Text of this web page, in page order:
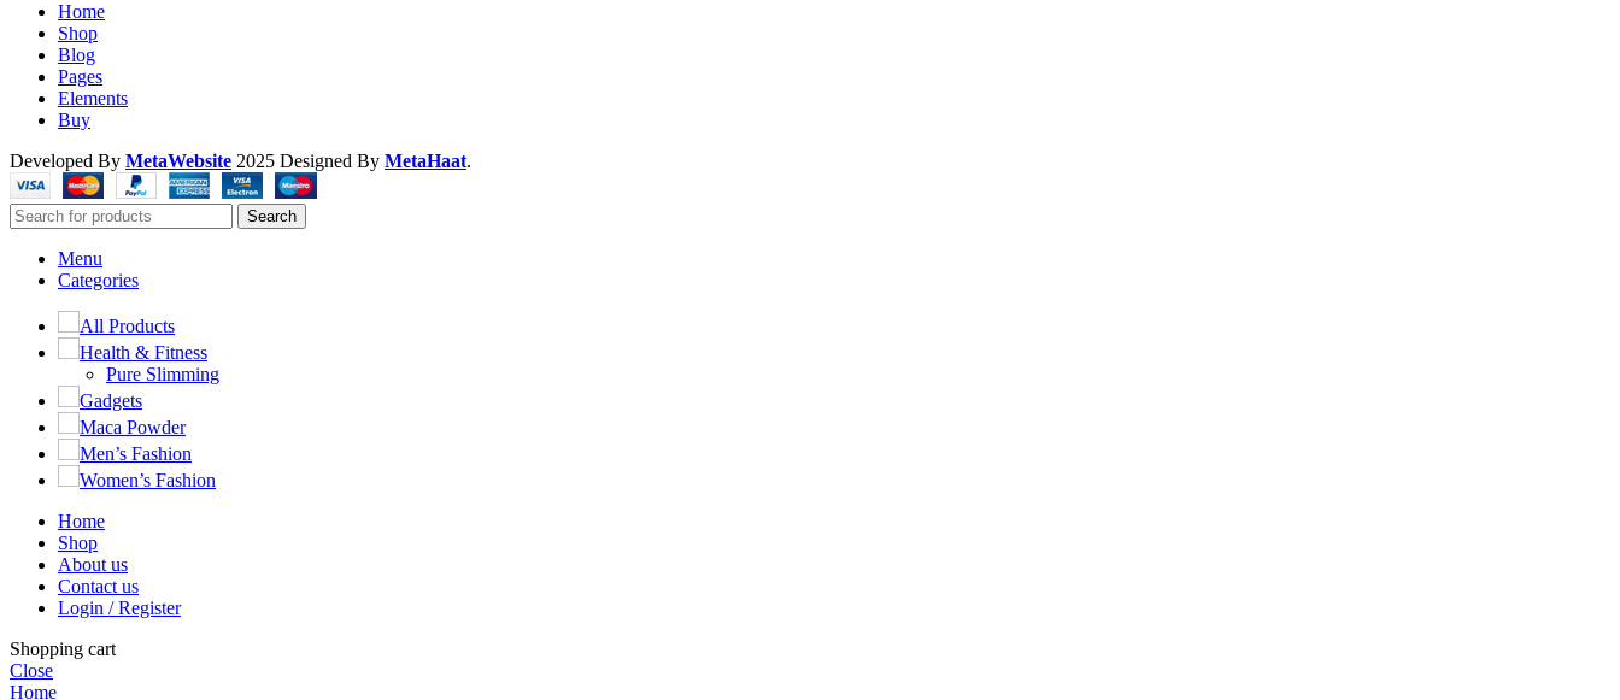
Home
Shop
Blog
Pages
Elements
Buy
Developed By MetaWebsite 2025 Designed By MetaHaat.
Search
Menu
Categories
All Products
Health & Fitness
Pure Slimming
Gadgets
Maca Powder
Men’s Fashion
Women’s Fashion
Home
Shop
About us
Contact us
Login / Register
Shopping cart
Close
Home